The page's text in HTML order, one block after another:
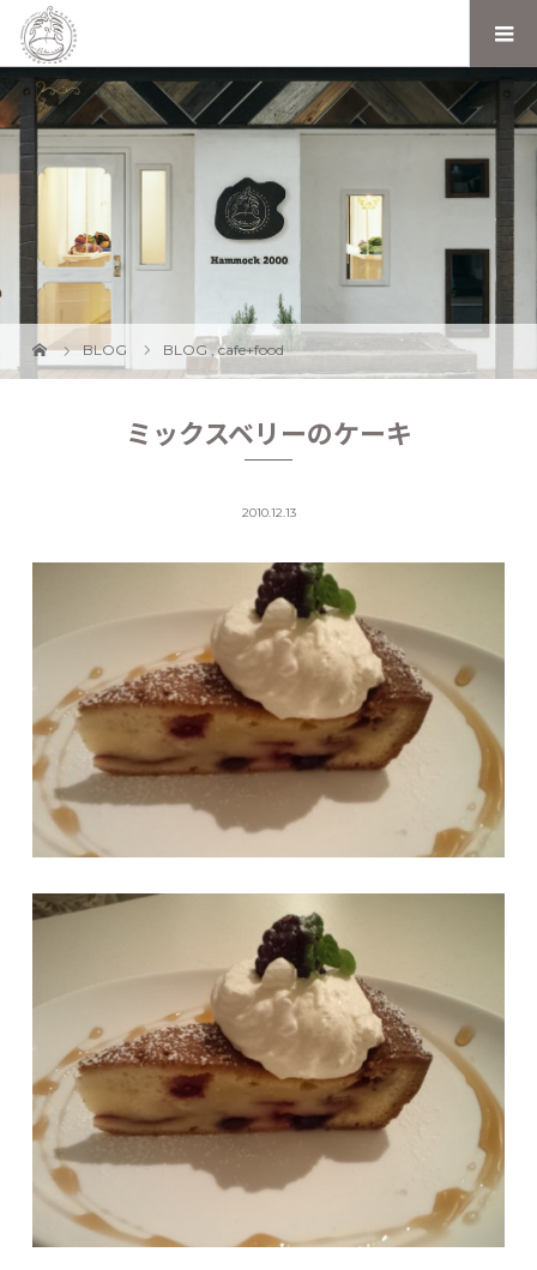
BLOG BLOG ,cafe+food
ミックスベリーのケーキ
2010.12.13